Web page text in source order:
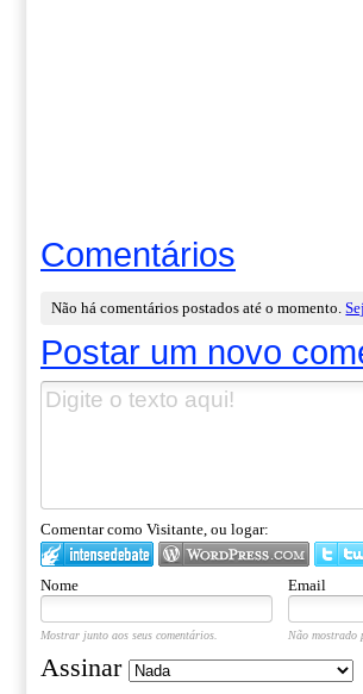
Comentários
Não há comentários postados até o momento.
Postar um novo
Comentar como Visitante, ou logar:
Nome Email
Mostrar junto aos seus comentários. Não mostrado
Assinar